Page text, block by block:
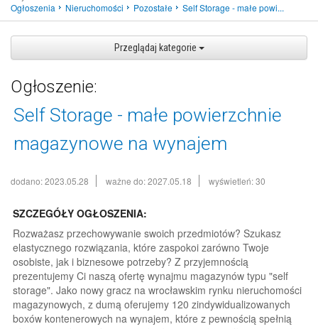
Ogłoszenia
Nieruchomości Pozostałe Self Storage - małe powi...
Przeglądaj kategorie
Ogłoszenie:
Self Storage - małe powierzchnie
magazynowe na wynajem
dodano: 2023.05.28 ważne do: 2027.05.18 wyświetleń: 30
SZCZEGÓŁY OGŁOSZENIA:
Rozważasz przechowywanie swoich przedmiotów? Szukasz
elastycznego rozwiązania, które zaspokoi zarówno Twoje
osobiste, jak i biznesowe potrzeby? Z przyjemnością
prezentujemy Ci naszą ofertę wynajmu magazynów typu "self
storage". Jako nowy gracz na wrocławskim rynku nieruchomości
magazynowych, z dumą oferujemy 120 zindywidualizowanych
boxów kontenerowych na wynajem, które z pewnością spełnią